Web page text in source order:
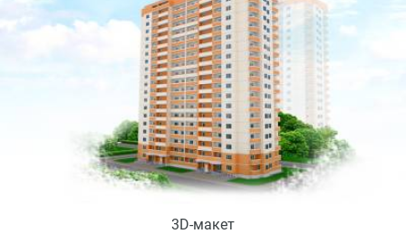
3D-макет